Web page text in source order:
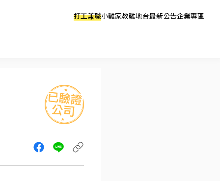
打工兼職小雞家教雞地台最新公告企業專區